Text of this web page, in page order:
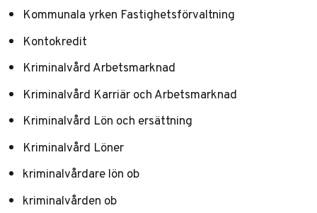
Kommunala yrken Fastighetsförvaltning
Kontokredit
Kriminalvård Arbetsmarknad
Kriminalvård Karriär och Arbetsmarknad
Kriminalvård Lön och ersättning
Kriminalvård Löner
kriminalvårdare lön ob
kriminalvården ob